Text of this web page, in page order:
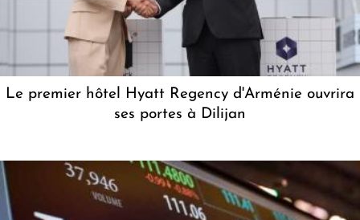
Le premier hôtel Hyatt Regency d'Arménie ouvrira
ses portes à Dilijan